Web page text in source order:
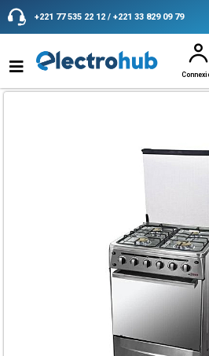
Aller
au
+221 77 535 22 12 / +221 33 829 09 79